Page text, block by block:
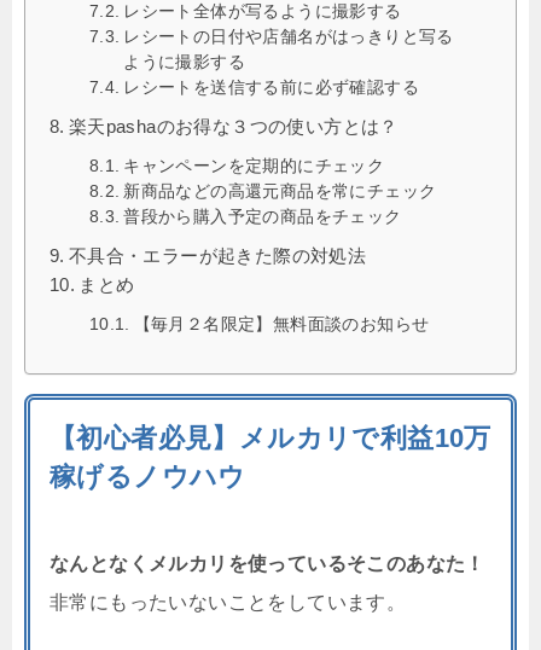
レシート全体が写るように撮影する
レシートの日付や店舗名がはっきりと写る
ように撮影する
レシートを送信する前に必ず確認する
楽天pashaのお得な３つの使い方とは？
キャンペーンを定期的にチェック
新商品などの高還元商品を常にチェック
普段から購入予定の商品をチェック
不具合・エラーが起きた際の対処法
まとめ
【毎月２名限定】無料面談のお知らせ
【初心者必見】メルカリで利益10万
稼げるノウハウ
なんとなくメルカリを使っているそこのあなた！
非常にもったいないことをしています。